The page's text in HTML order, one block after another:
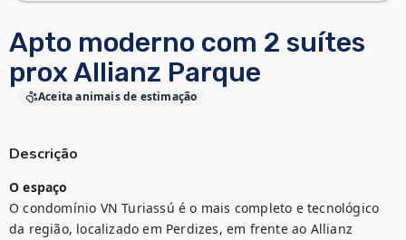
Apto moderno com 2 suítes
prox Allianz Parque
Aceita animais de estimação
Descrição
O espaço
O condomínio VN Turiassú é o mais completo e tecnológico
da região, localizado em Perdizes, em frente ao Allianz